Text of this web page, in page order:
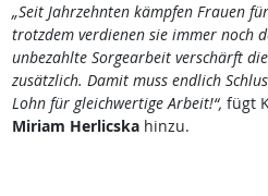
„Seit Jahrzehnten kämpfen Frauen
trotzdem verdienen sie immer noch
unbezahlte Sorgearbeit verschärft
zusätzlich. Damit muss endlich
Lohn für gleichwertige Arbeit!“, fügt
Miriam Herlicskahinzu.